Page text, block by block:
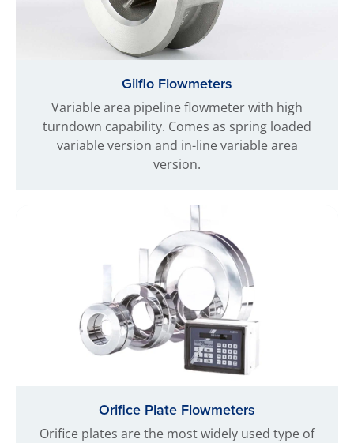
Gilflo Flowmeters
Variable area pipeline flowmeter with high
turndown capability. Comes as spring loaded
variable version and in-line variable area
version.
Orifice Plate Flowmeters
Orifice plates are the most widely used type of